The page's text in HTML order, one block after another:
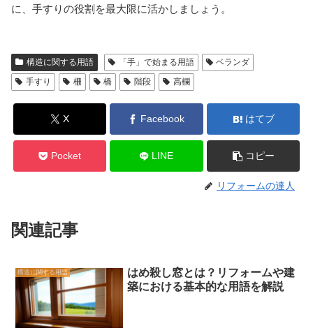
に、手すりの役割を最大限に活かしましょう。
構造に関する用語 「手」で始まる用語
ベランダ
手すり
柵 橋 階段 高欄
X Facebook はてブ
Pocket LINE コピー
リフォームの達人
関連記事
構造に関する用語
はめ殺し窓とは？リフォームや建
築における基本的な用語を解説